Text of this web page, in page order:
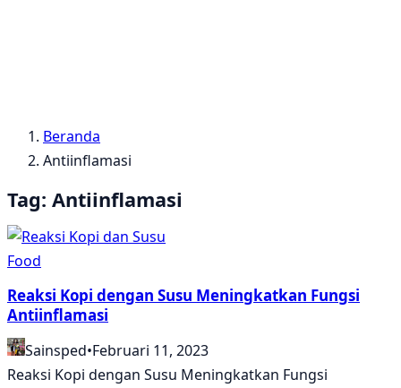
Beranda
Antiinflamasi
Tag: Antiinflamasi
Food
Reaksi Kopi dengan Susu Meningkatkan Fungsi
Antiinflamasi
Sainsped•Februari 11, 2023
Reaksi Kopi dengan Susu Meningkatkan Fungsi